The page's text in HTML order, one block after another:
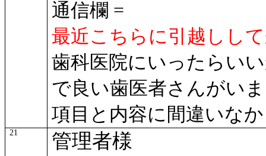
通信欄 =
最近こちらに引越しし
歯科医院にいったらい
で良い歯医者さんがい
項目と内容に間違い
21
管理者様